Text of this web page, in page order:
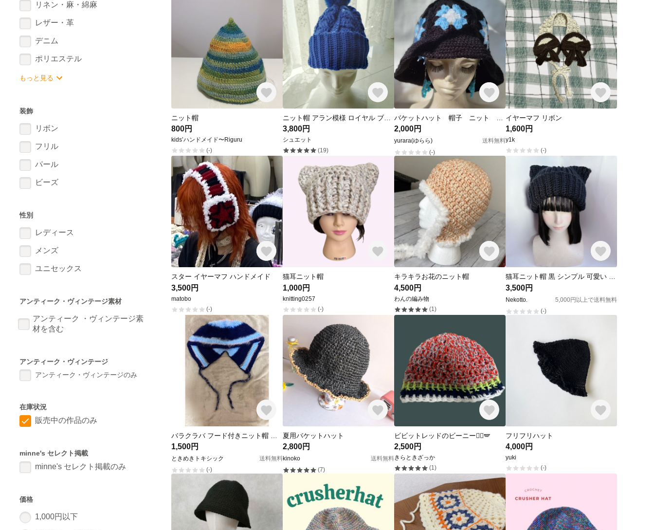
リネン・麻・綿麻
レザー・革
デニム
ポリエステル
もっと見る
装飾
リボン
フリル
パール
ビーズ
性別
レディース
メンズ
ユニセックス
アンティーク・ヴィンテージ素材
アンティーク ・ヴィンテージ素
材を含む
アンティーク・ヴィンテージ
アンティーク・ヴィンテージのみ
在庫状況
販売中の作品のみ
minne's セレクト掲載
minne's セレクト掲載のみ
価格
1,000円以下
ニット帽
800円
kids’ハンドメイド〜Riguru
(-)
3,800円
シュエット
(19)
2,000円
yurara(ゆらら)
送料無料
(-)
イヤーマフ リボン
1,600円
y1k
(-)
スター イヤーマフ ハンドメイド
3,500円
matobo
(-)
猫耳ニット帽
1,000円
knitting0257
(-)
キラキラお花のニット帽
4,500円
わんの編み物
(1)
猫耳ニット帽 黒 シンプル 可愛い ハンドメイド／地雷系／量産型
3,500円
Nekotto.
5,000円以上で送料無料
(-)
1,500円
ときめきトキシック
送料無料
(-)
夏用バケットハット
2,800円
kinoko
送料無料
(7)
ビビットレッドのビーニー❤️‍🔥🪽
2,500円
きらときざっか
(1)
フリフリハット
4,000円
yuki
(-)